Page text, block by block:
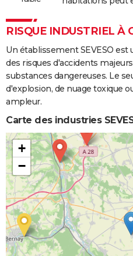
RISQUE INDUSTRIEL À
Un établissement SEVESO
des risques d'accidents
substances dangereuses. Le
d'explosion, de nuage toxique
ampleur.
Carte des industries
+
−